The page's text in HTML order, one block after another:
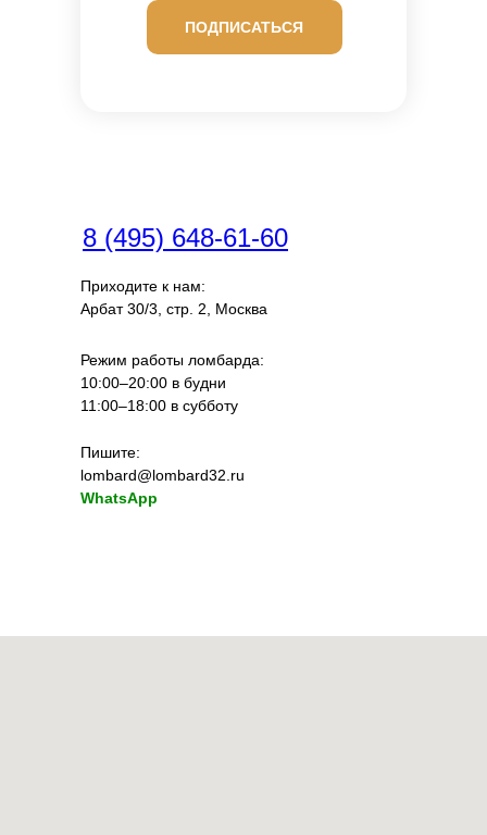
ПОДПИСАТЬСЯ
Режим работы ломбарда:
10:00–20:00 в будни
11:00–18:00 в субботу
Приходите к нам:
Арбат 30/3, стр. 2, Москва
Пишите:
lombard@lombard32.ru
WhatsApp
8 (495) 648-61-60